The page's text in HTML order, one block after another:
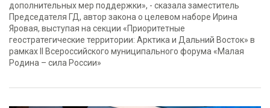
дополнительных мер поддержки», - сказала заместитель
Председателя ГД, автор закона о целевом наборе Ирина
Яровая, выступая на секции «Приоритетные
геостратегические территории: Арктика и Дальний Восток» в
рамках II Всероссийского муниципального форума «Малая
Родина – сила России»